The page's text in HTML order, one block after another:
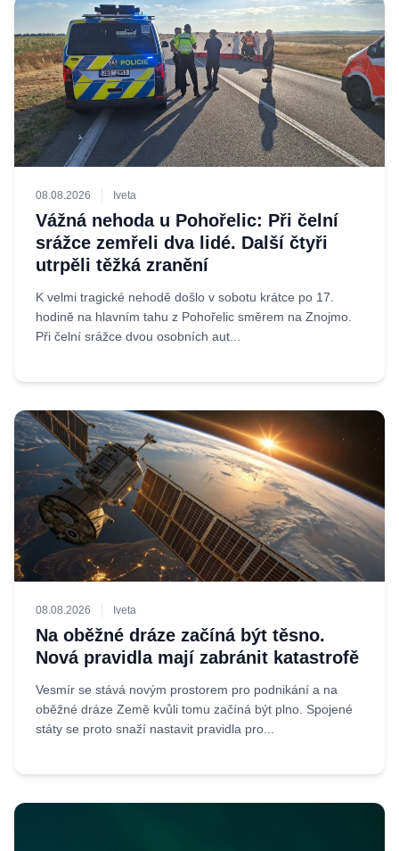
08.08.2026 Iveta
Vážná nehoda u Pohořelic: Při čelní
srážce zemřeli dva lidé. Další čtyři
utrpěli těžká zranění
K velmi tragické nehodě došlo v sobotu krátce po 17.
hodině na hlavním tahu z Pohořelic směrem na Znojmo.
Při čelní srážce dvou osobních aut...
08.08.2026 Iveta
Na oběžné dráze začíná být těsno.
Nová pravidla mají zabránit katastrofě
Vesmír se stává novým prostorem pro podnikání a na
oběžné dráze Země kvůli tomu začíná být plno. Spojené
státy se proto snaží nastavit pravidla pro...